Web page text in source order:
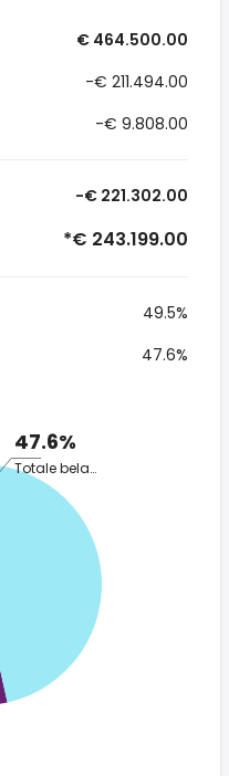
€ 464.500.00
-€ 211.494.00
-€ 9.808.00
-€ 221.302.00
*€ 243.199.00
49.5%
47.6%
47.6%
Totale belasting